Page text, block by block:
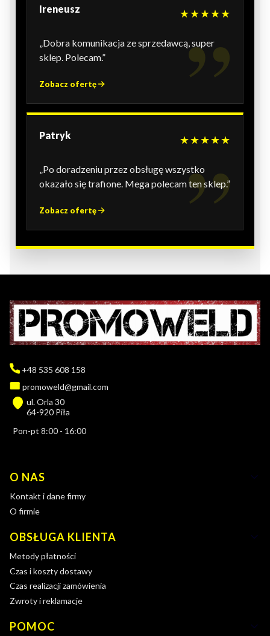
Ireneusz ★★★★★
„Dobra komunikacja ze sprzedawcą, super
sklep. Polecam.”
Zobacz ofertę
Patryk ★★★★★
„Po doradzeniu przez obsługę wszystko
okazało się trafione. Mega polecam ten sklep.”
Zobacz ofertę
+48 535 608 158
promoweld@gmail.com
ul. Orla 30
64-920 Piła
Pon-pt 8:00 - 16:00
Linki w stopce
O NAS
Kontakt i dane firmy
O firmie
OBSŁUGA KLIENTA
Metody płatności
Czas i koszty dostawy
Czas realizacji zamówienia
Zwroty i reklamacje
POMOC